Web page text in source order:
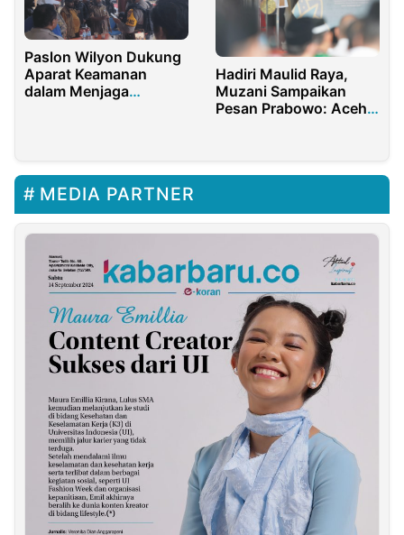
Paslon Wilyon Dukung
Aparat Keamanan
dalam Menjaga
Hadiri Maulid Raya,
Muzani Sampaikan
Pesan Prabowo: Aceh
MEDIA PARTNER